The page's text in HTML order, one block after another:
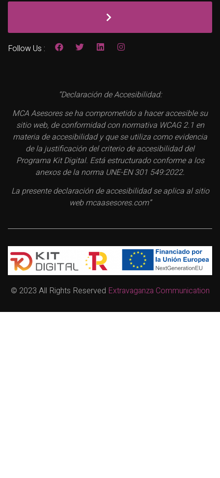
Follow Us :
“Declaración de Accesibilidad:
MCA Asesores se ha comprometido a hacer accesible su
sitio web, de conformidad con normativa WCAG 2.1 en
materia de accesibilidad y que se utiliza como evidencia
de la justificación del criterio de accesibilidad del
Programa Kit Digital. Está estructurado conforme a los
anexos de la norma UNE-EN 301 549:2022.
La presente declaración de accesibilidad se aplica al sitio
web mcaasesores.com”
© 2023 All Rights Reserved Extravaganza Communication